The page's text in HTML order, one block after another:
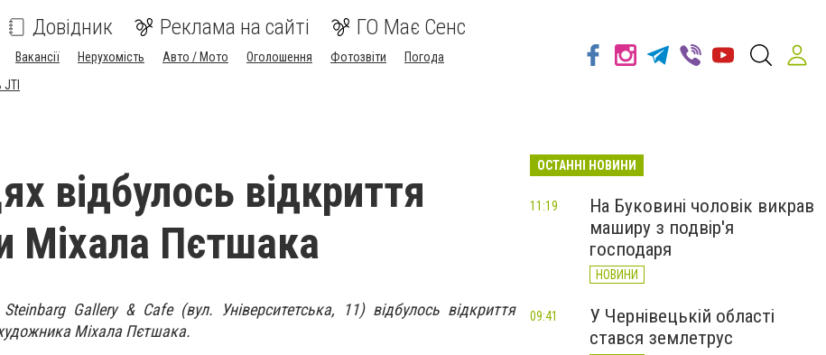
Довідник Реклама на сайті ГО Має Сенс
Вакансії Нерухомість Авто / Мото Оголошення Фотозвіти
Погода
JTI
відбулось відкриття
Міхала Пєтшака
Gallery & Cafe (вул. Університетська, 11) відбулось відкриття
Міхала Пєтшака.
ОСТАННІ НОВИНИ
На Буковині чоловік викрав
маширу з подвір'я
господаря
НОВИНИ
11:19
У Чернівецькій області
стався землетрус
09:41